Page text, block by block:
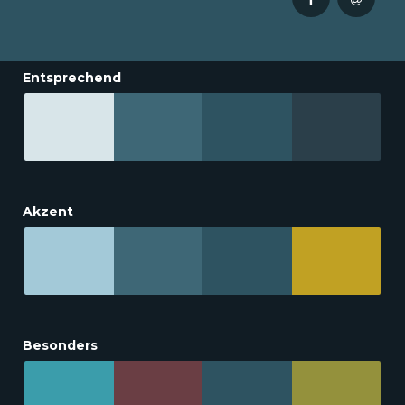
Entsprechend
Akzent
Besonders